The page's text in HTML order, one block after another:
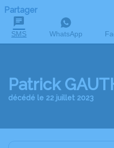
Partager
SMS WhatsApp
Patrick
décédé le 22 juillet 2023